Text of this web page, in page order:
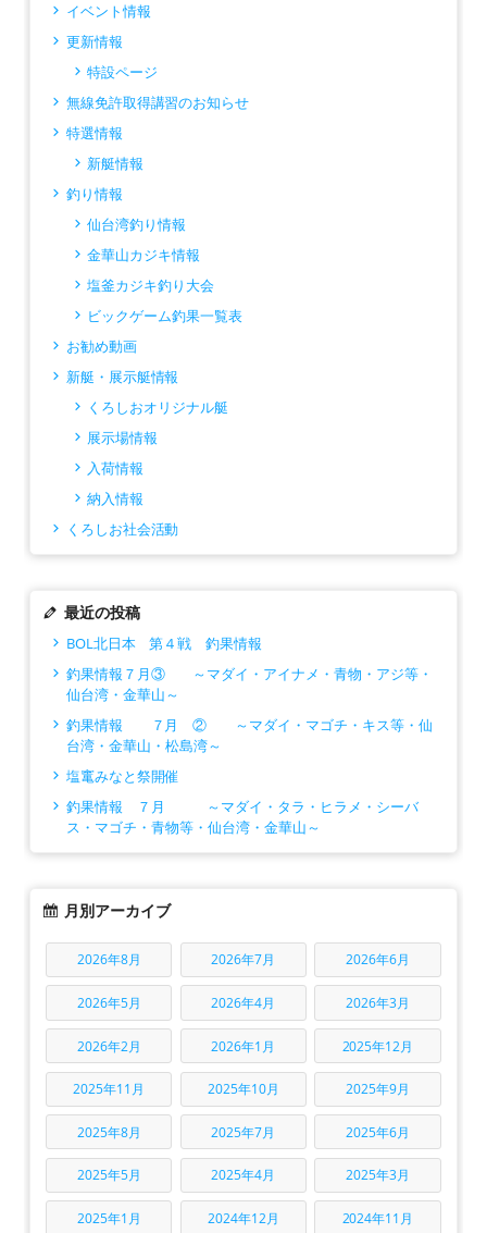
イベント情報
更新情報
特設ページ
無線免許取得講習のお知らせ
特選情報
新艇情報
釣り情報
仙台湾釣り情報
金華山カジキ情報
塩釜カジキ釣り大会
ビックゲーム釣果一覧表
お勧め動画
新艇・展示艇情報
くろしおオリジナル艇
展示場情報
入荷情報
納入情報
くろしお社会活動
最近の投稿
BOL北日本 第４戦 釣果情報
釣果情報７月③ ～マダイ・アイナメ・青物・アジ等・
仙台湾・金華山～
釣果情報 ７月 ② ～マダイ・マゴチ・キス等・仙
台湾・金華山・松島湾～
塩竃みなと祭開催
釣果情報 ７月 ～マダイ・タラ・ヒラメ・シーバ
ス・マゴチ・青物等・仙台湾・金華山～
月別アーカイブ
2026年8月 2026年7月 2026年6月
2026年5月 2026年4月 2026年3月
2026年2月 2026年1月 2025年12月
2025年11月 2025年10月 2025年9月
2025年8月 2025年7月 2025年6月
2025年5月 2025年4月 2025年3月
2025年1月 2024年12月 2024年11月